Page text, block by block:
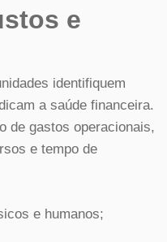
e
identifiquem
a saúde financeira.
de gastos operacionais,
e tempo de
e humanos;